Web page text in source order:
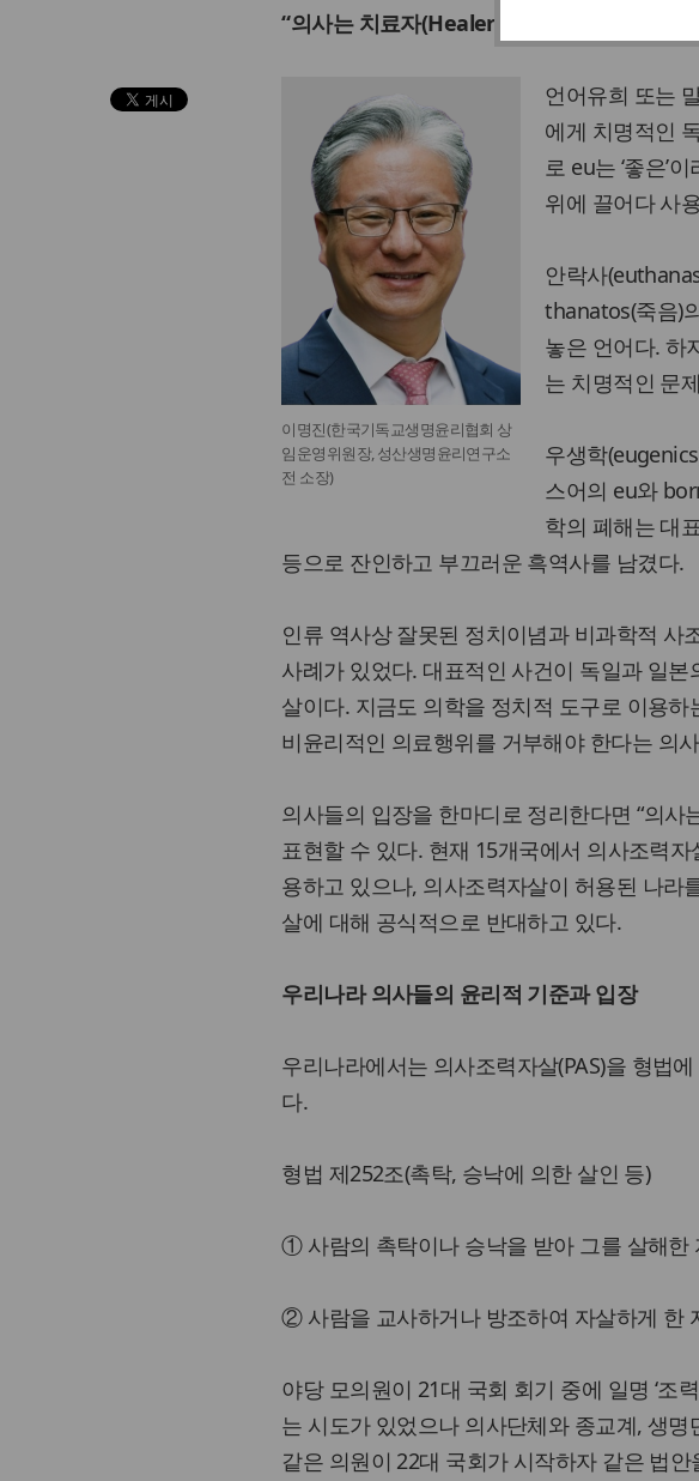
“의사는 치료자(Healer)이지 살인자(Killer)가
이명진(한국기독교생명윤리협회 상
임운영위원장, 성산생명윤리연구소
전 소장)
언어유희 또는
에게 치명적인
로 eu는 ‘좋은’
위에 끌어다 사
안락사
thanatos(죽음)
놓은 언어다. 하
는 치명적인 문
우생학
스어의 eu와
학의 폐해는 대
등으로 잔인하고 부끄러운 흑역사를 남겼다.
인류 역사상 잘못된 정치이념과 비과학적
사례가 있었다. 대표적인 사건이 독일과 일
살이다. 지금도 의학을 정치적 도구로 이용
비윤리적인 의료행위를 거부해야 한다는 의
의사들의 입장을 한마디로 정리한다면 “의사
표현할 수 있다. 현재 15개국에서 의사조력
용하고 있으나, 의사조력자살이 허용된 나라
살에 대해 공식적으로 반대하고 있다.
우리나라 의사들의 윤리적 기준과 입장
우리나라에서는 의사조력자살(PAS)을 형법
다.
형법 제252조(촉탁, 승낙에 의한 살인 등)
① 사람의 촉탁이나 승낙을 받아 그를 살해한
② 사람을 교사하거나 방조하여 자살하게 한
야당 모의원이 21대 국회 회기 중에 일명 ‘조
는 시도가 있었으나 의사단체와 종교계, 생
같은 의원이 22대 국회가 시작하자 같은 법